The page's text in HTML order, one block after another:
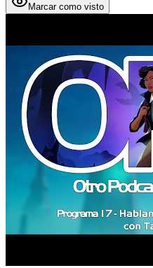
Marcar como visto